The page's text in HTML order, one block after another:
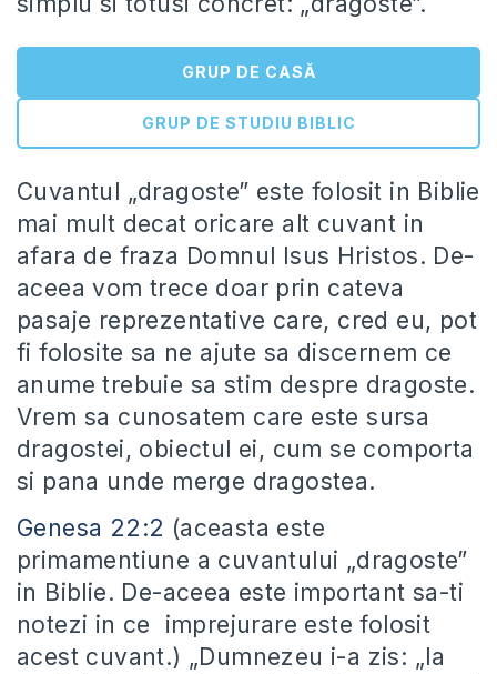
GRUP DE CASĂ
GRUP DE STUDIU BIBLIC
Cuvantul „dragoste” este folosit in Biblie
mai mult decat oricare alt cuvant in
afara de fraza Domnul Isus Hristos. De-
aceea vom trece doar prin cateva
pasaje reprezentative care, cred eu, pot
fi folosite sa ne ajute sa discernem ce
anume trebuie sa stim despre dragoste.
Vrem sa cunosatem care este sursa
dragostei, obiectul ei, cum se comporta
si pana unde merge dragostea.
Genesa 22:2 (aceasta este
primamentiune a cuvantului „dragoste”
in Biblie. De-aceea este important sa-ti
notezi in ce imprejurare este folosit
acest cuvant.) „Dumnezeu i-a zis: „Ia